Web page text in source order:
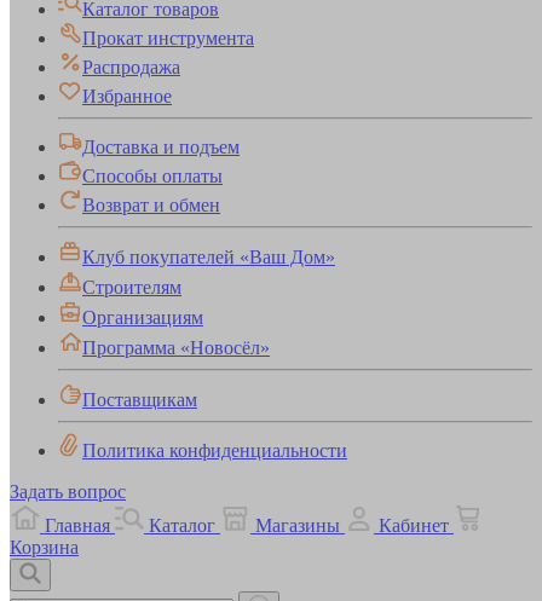
Каталог товаров
Прокат инструмента
Распродажа
Избранное
Доставка и подъем
Способы оплаты
Возврат и обмен
Клуб покупателей «Ваш Дом»
Строителям
Организациям
Программа «Новосёл»
Поставщикам
Политика конфиденциальности
Задать вопрос
Главная
Каталог Магазины
Кабинет
Корзина